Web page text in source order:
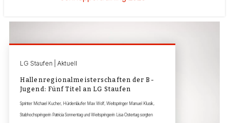
LG Staufen | Aktuell
Hallenregionalmeisterschaften der B-
Jugend: Fünf Titel an LG Staufen
Sprinter Michael Kucher, Hürdenläufer Max Wolf, Weitspringer Manuel Klusik,
Stabhochspringerin Patricia Sonnentag und Weitspringerin Lisa Ostertag sorgten